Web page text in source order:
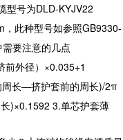
型号为DLD-KYJV22
此种型号如参照GB9330-
要注意的几点
前外径）×0.035+1
周长—挤护套前的周长)/2π
)×0.1592 3.单芯护套薄